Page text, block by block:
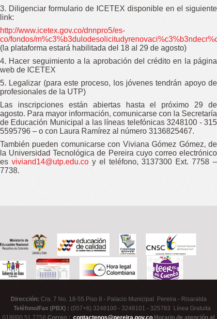
3. Diligenciar formulario de ICETEX disponible en el siguiente
link:
http://www.icetex.gov.co/dnnpro5/es-
co/fondos/
(la plataforma estará habilitada del 18 al 29 de agosto)
4. Hacer seguimiento a la aprobación del crédito en la página
web de ICETEX
5. Legalizar (para este proceso, los jóvenes tendrán apoyo de
profesionales de la UTP)
Las inscripciones están abiertas hasta el próximo 29 de
agosto. Para mayor información, comunicarse con la Secretaría
de Educación Municipal a las líneas telefónicas 3248100 - 315
5595796 – o con Laura Ramírez al número 3136825467.
También pueden comunicarse con Viviana Gómez Gómez, de
la Universidad Tecnológica de Pereira cuyo correo electrónico
es viviand14@utp.edu.coy el teléfono, 3137300 Ext. 7758 –
7738.
Dirección: Cra. 7 No. 18-55 Piso 8 - Palacio Municipal Pereira - Risaralda
Teléfono/Fax (PBX) : (057+6) 3248100 - 3248101 - 325783 Línea Gratuita
018000 51 7758 Correo : contactenos@pereira.gov.co Horario de atención al